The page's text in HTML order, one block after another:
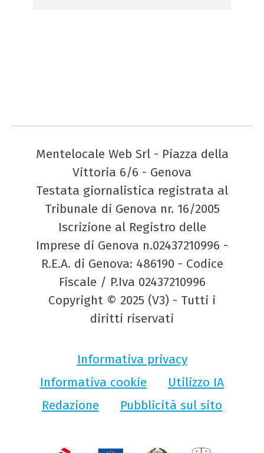
Mentelocale Web Srl - Piazza della
Vittoria 6/6 - Genova
Testata giornalistica registrata al
Tribunale di Genova nr. 16/2005
Iscrizione al Registro delle
Imprese di Genova n.02437210996 -
R.E.A. di Genova: 486190 - Codice
Fiscale / P.Iva 02437210996
Copyright © 2025 (V3) - Tutti i
diritti riservati
Informativa privacy
Informativa cookie
Utilizzo IA
Redazione
Pubblicità sul sito